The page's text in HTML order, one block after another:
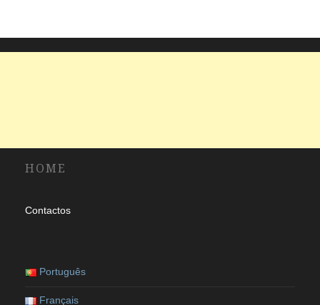
HOME
Contactos
Português
Français